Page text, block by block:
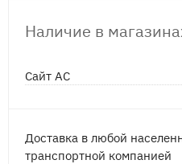
Наличие в
Сайт АС
Доставка в любой
транспортной компанией